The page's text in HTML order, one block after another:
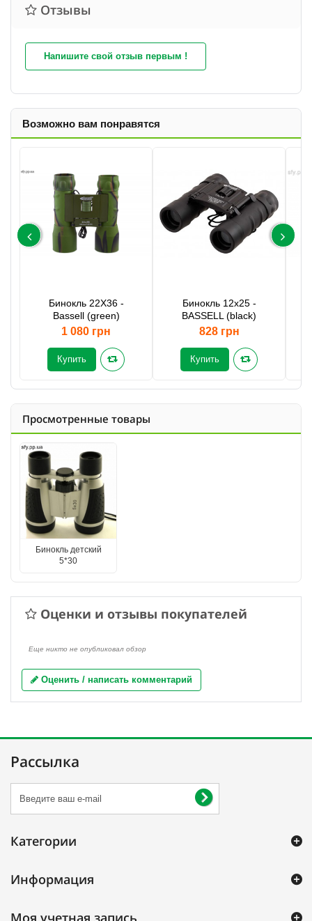
Отзывы
Напишите свой отзыв первым !
Возможно вам понравятся
Бинокль 22X36 -
Bassell (green)
1 080 грн
Купить
Бинокль 12x25 -
BASSELL (black)
828 грн
Купить
Просмотренные товары
Бинокль детский
5*30
Оценки и отзывы покупателей
Еще никто не опубликовал обзор
Оценить / написать комментарий
Рассылка
Категории
Информация
Моя учетная запись